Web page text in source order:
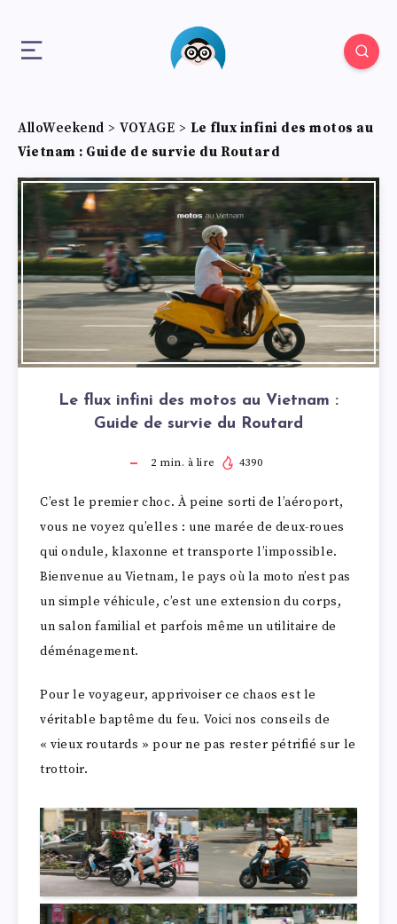
AlloWeekend > VOYAGE > Le flux infini des motos au
Vietnam : Guide de survie du Routard
Le flux infini des motos au Vietnam :
Guide de survie du Routard
2 min. à lire 4390
C’est le premier choc. À peine sorti de l’aéroport,
vous ne voyez qu’elles : une marée de deux-roues
qui ondule, klaxonne et transporte l’impossible.
Bienvenue au Vietnam, le pays où la moto n’est pas
un simple véhicule, c’est une extension du corps,
un salon familial et parfois même un utilitaire de
déménagement.
Pour le voyageur, apprivoiser ce chaos est le
véritable baptême du feu. Voici nos conseils de
« vieux routards » pour ne pas rester pétrifié sur le
trottoir.